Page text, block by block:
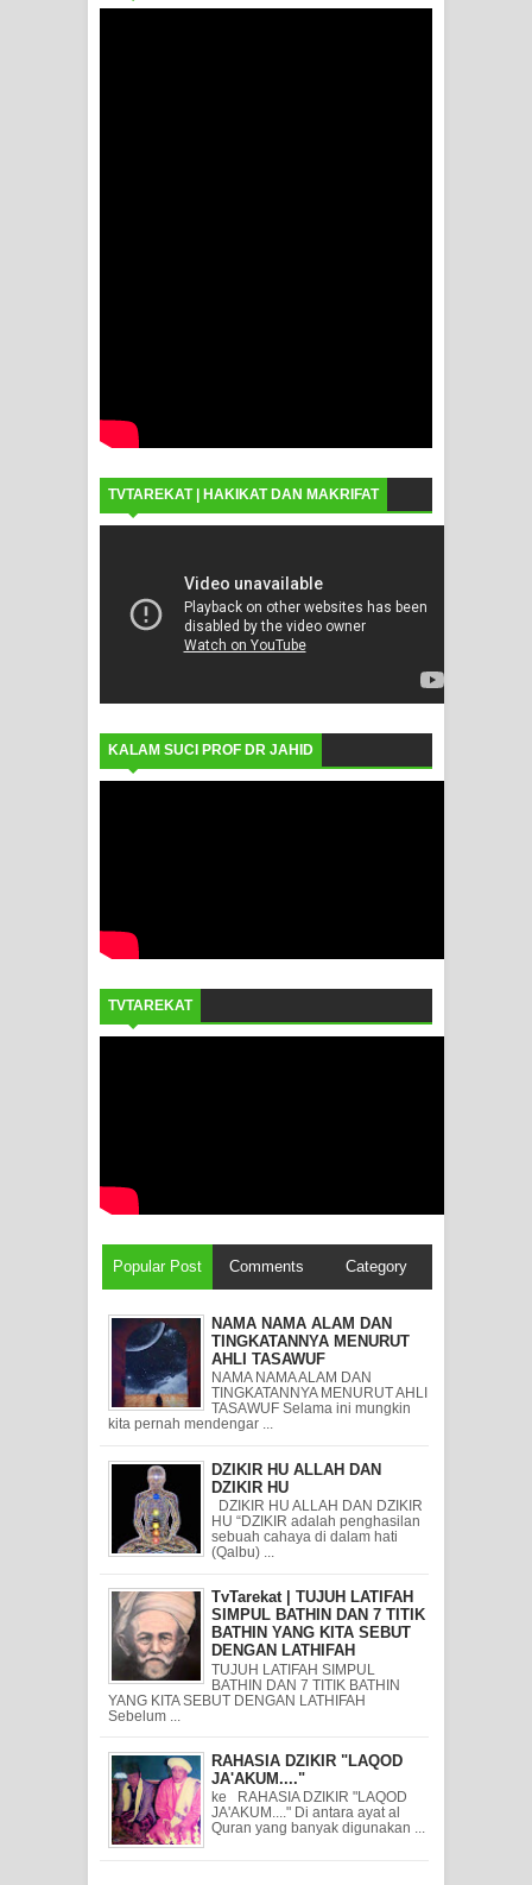
TVTAREKAT | HAKIKAT DAN MAKRIFAT
KALAM SUCI PROF DR JAHID
TVTAREKAT
Popular Post Comments Category
NAMA NAMA ALAM DAN
TINGKATANNYA MENURUT
AHLI TASAWUF
NAMA NAMA ALAM DAN
TINGKATANNYA MENURUT AHLI
TASAWUF Selama ini mungkin
kita pernah mendengar ...
DZIKIR HU ALLAH DAN
DZIKIR HU
DZIKIR HU ALLAH DAN DZIKIR
HU “DZIKIR adalah penghasilan
sebuah cahaya di dalam hati
(Qalbu) ...
TvTarekat | TUJUH LATIFAH
SIMPUL BATHIN DAN 7 TITIK
BATHIN YANG KITA SEBUT
DENGAN LATHIFAH
TUJUH LATIFAH SIMPUL
BATHIN DAN 7 TITIK BATHIN
YANG KITA SEBUT DENGAN LATHIFAH
Sebelum ...
RAHASIA DZIKIR "LAQOD
JA'AKUM...."
ke RAHASIA DZIKIR "LAQOD
JA'AKUM...." Di antara ayat al
Quran yang banyak digunakan ...